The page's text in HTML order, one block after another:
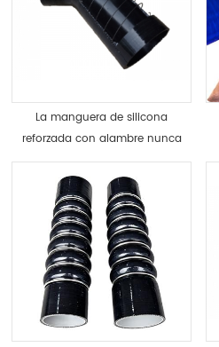
La manguera de silicona
reforzada con alambre nunca
se colapsa bajo presión de
vacío